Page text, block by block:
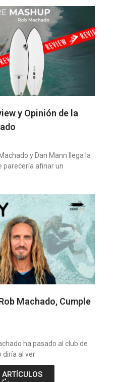
y Opinión de la
y Dan Mann llega la
parecería afinar un
Machado, Cumple
ha pasado al club de
diría al ver